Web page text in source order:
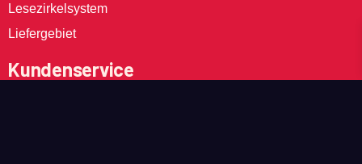
Lesezirkelsystem
Liefergebiet
Kundenservice